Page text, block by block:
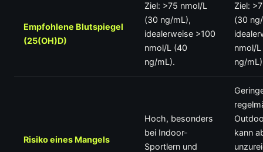
Empfohlene Blutspiegel
(25(OH)D)
Ziel: >75 nmol/L
(30 ng/mL),
idealerweise >100
nmol/L (40
ng/mL).
Ziel:
(30
nmol/
ng/
Risiko eines Mangels
Hoch, besonders
bei Indoor-
Sportlern und
kann